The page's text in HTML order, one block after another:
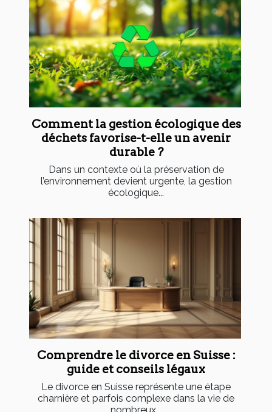
Comment la gestion écologique des
déchets favorise-t-elle un avenir
durable ?
Dans un contexte où la préservation de
l’environnement devient urgente, la gestion
écologique...
Comprendre le divorce en Suisse :
guide et conseils légaux
Le divorce en Suisse représente une étape
charnière et parfois complexe dans la vie de